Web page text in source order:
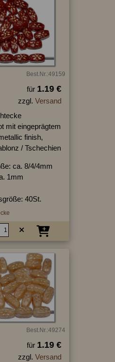
Best.Nr.:49159
für 1.19 €
zzgl. Versand
mit eingeprägtem
finish,
/ Tschechien
ca. 8/4/4mm
1mm
40St.
Best.Nr.:49274
für 1.19 €
zzgl. Versand